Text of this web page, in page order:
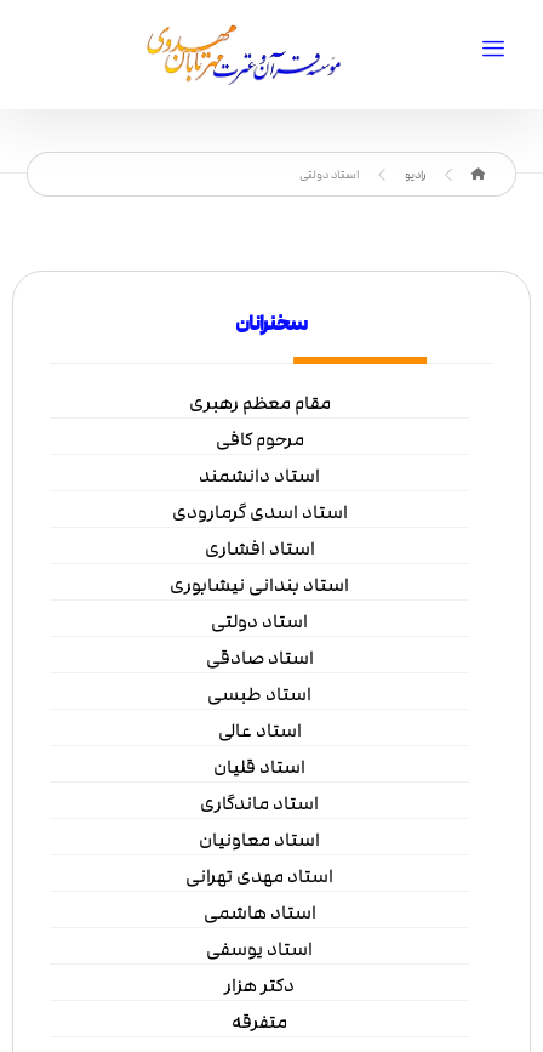
رادیو استاد دولتی
سخنرانان
مقام معظم رهبری
مرحوم کافی
استاد دانشمند
استاد اسدی گرمارودی
استاد افشاری
استاد بندانی نیشابوری
استاد دولتی
استاد صادقی
استاد طبسی
استاد عالی
استاد قلیان
استاد ماندگاری
استاد معاونیان
استاد مهدی تهرانی
استاد هاشمی
استاد یوسفی
دکتر هزار
متفرقه